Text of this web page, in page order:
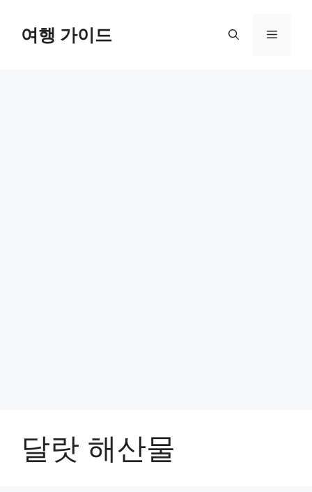
여행 가이드 메
달랏 해산물